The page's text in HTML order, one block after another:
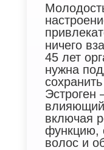
ничего
45 лет
нужна
Эстроген
включая
функцию,
волос и